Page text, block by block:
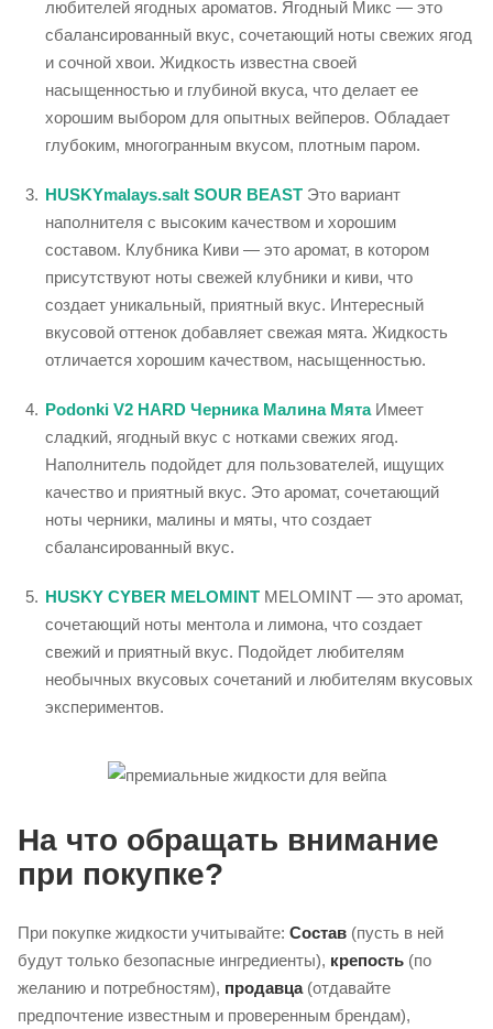
любителей ягодных ароматов. Ягодный Микс — это
сбалансированный вкус, сочетающий ноты свежих ягод
и сочной хвои. Жидкость известна своей
насыщенностью и глубиной вкуса, что делает ее
хорошим выбором для опытных вейперов. Обладает
глубоким, многогранным вкусом, плотным паром.
HUSKYmalays.salt SOUR BEAST Это вариант
наполнителя с высоким качеством и хорошим
составом. Клубника Киви — это аромат, в котором
присутствуют ноты свежей клубники и киви, что
создает уникальный, приятный вкус. Интересный
вкусовой оттенок добавляет свежая мята. Жидкость
отличается хорошим качеством, насыщенностью.
Podonki V2 HARD Черника Малина МятаИмеет
сладкий, ягодный вкус с нотками свежих ягод.
Наполнитель подойдет для пользователей, ищущих
качество и приятный вкус. Это аромат, сочетающий
ноты черники, малины и мяты, что создает
сбалансированный вкус.
HUSKY CYBER MELOMINT MELOMINT — это аромат,
сочетающий ноты ментола и лимона, что создает
свежий и приятный вкус. Подойдет любителям
необычных вкусовых сочетаний и любителям вкусовых
экспериментов.
На что обращать внимание
при покупке?
При покупке жидкости учитывайте: Состав (пусть в ней
будут только безопасные ингредиенты), крепость (по
желанию и потребностям), продавца(отдавайте
предпочтение известным и проверенным брендам),